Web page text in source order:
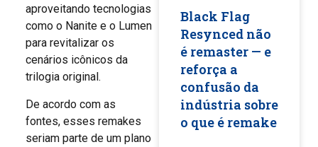
aproveitando tecnologias
como o Nanite e o Lumen
para revitalizar os
cenários icônicos da
trilogia original.
De acordo com as
fontes, esses remakes
seriam parte de um plano
Black Flag
Resynced não
é remaster — e
reforça a
confusão da
indústria sobre
o que é remake